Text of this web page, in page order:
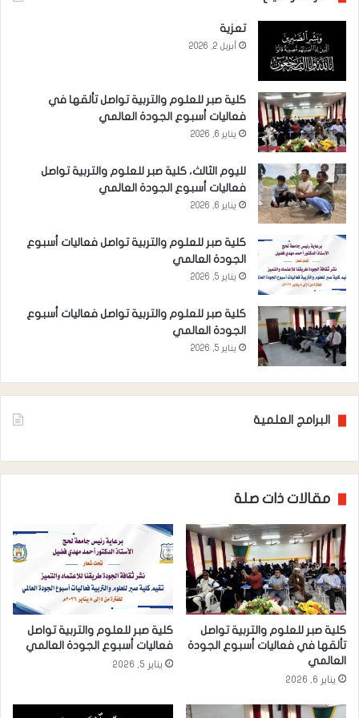
تعزية
أبريل 2, 2026
كلية صبر للعلوم والتربية تواصل تألقها في
فعاليات أسبوع الجودة العالمي
يناير 6, 2026
لليوم الثالث، كلية صبر للعلوم والتربية تواصل
فعاليات أسبوع الجودة العالمي
يناير 6, 2026
كلية صبر للعلوم والتربية تواصل فعاليات أسبوع
الجودة العالمي
يناير 5, 2026
كلية صبر للعلوم والتربية تواصل فعاليات أسبوع
الجودة العالمي
يناير 5, 2026
البرامج العلمية
مقالات ذات صلة
كلية صبر للعلوم والتربية تواصل
تألقها في فعاليات أسبوع الجودة
العالمي
يناير 6, 2026
كلية صبر للعلوم والتربية تواصل
فعاليات أسبوع الجودة العالمي
يناير 5, 2026